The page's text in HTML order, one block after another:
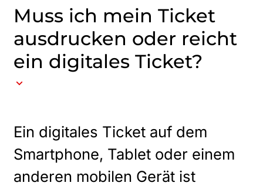
Muss ich mein Ticket
ausdrucken oder reicht
ein digitales Ticket?
Ein digitales Ticket auf dem
Smartphone, Tablet oder einem
anderen mobilen Gerät ist